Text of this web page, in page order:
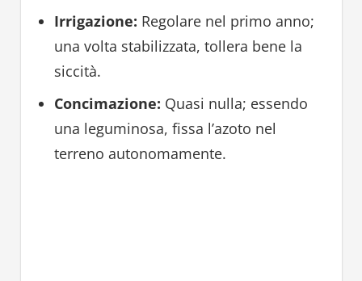
Irrigazione: Regolare nel primo anno;
una volta stabilizzata, tollera bene la
siccità.
Concimazione: Quasi nulla; essendo
una leguminosa, fissa l’azoto nel
terreno autonomamente.